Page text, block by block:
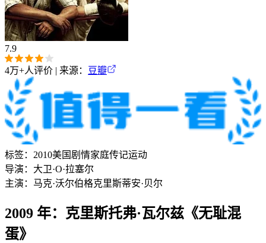
7.9
4万+人评价 | 来源： 豆瓣
标签： 2010美国剧情家庭传记运动
导演： 大卫·O·拉塞尔
主演： 马克·沃尔伯格克里斯蒂安·贝尔
2009 年：克里斯托弗·瓦尔兹《无耻混
蛋》